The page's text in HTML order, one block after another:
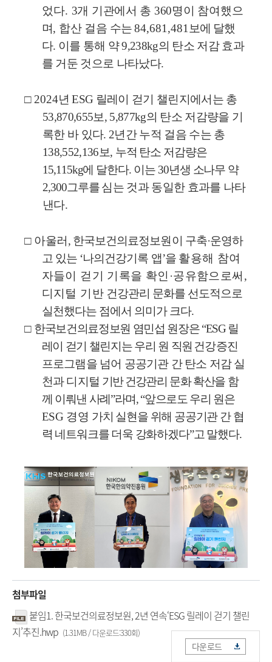
었다. 3개 기관에서 총 360명이 참여했으
며, 합산 걸음 수는84,681,481 보에 달했
다. 이를 통해 약9,238kg의 탄소 저감 효과
를 거둔 것으로 나타났다.
□ 2024년 ESG 릴레이 걷기 챌린지에서는 총
53,870,655보, 5,877kg의 탄소 저감량을 기
록한 바 있다. 2년간 누적 걸음 수는 총
138,552,136보, 누적 탄소 저감량은
15,115kg에 달한다. 이는 30년생 소나무 약
2,300그루를심는 것과 동일한 효과를 나타
낸다.
□ 아울러, 한국보건의료정보원이 구축·운영하
고 있는 ‘나의건강기록 앱’을 활용해 참여
자들이 걷기 기록을 확인 ·공유함으로써 ,
디지털 기반 건강관리 문화를 선도적으로
실천했다는 점에서 의미가 크다.
□ 한국보건의료정보원 염민섭 원장은“ESG 릴
레이 걷기 챌린지는 우리 원 직원 건강증진
프로그램을 넘어 공공기관 간 탄소 저감 실
천과 디지털 기반 건강관리 문화 확산을 함
께 이뤄낸 사례”라며, “앞으로도 우리 원은
ESG 경영 가치 실현을 위해 공공기관 간 협
력 네트워크를 더욱 강화하겠다”고 말했다.
첨부파일
붙임1. 한국보건의료정보원, 2년 연속‘ESG 릴레이 걷기 챌린
지’추진.hwp (1.31MB / 다운로드:330회)
다운로드